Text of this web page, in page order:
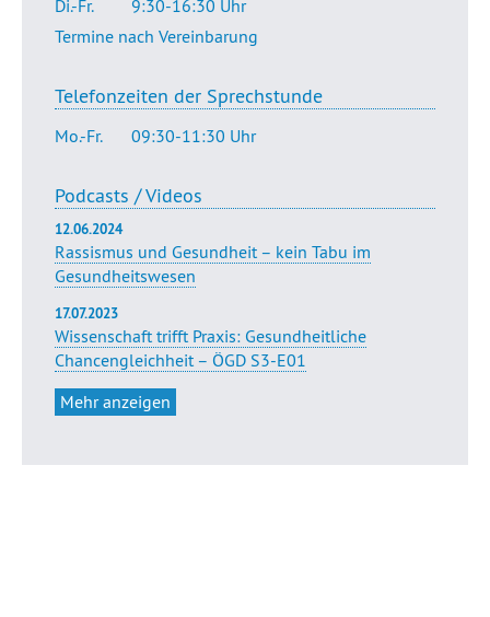
Di.-Fr.
9:30-16:30 Uhr
Termine nach Vereinbarung
Telefonzeiten der Sprechstunde
Mo.-Fr. 09:30-11:30 Uhr
Podcasts / Videos
12.06.2024
Rassismus und Gesundheit – kein Tabu im
Gesundheitswesen
17.07.2023
Wissenschaft trifft Praxis: Gesundheitliche
Chancengleichheit – ÖGD S3-E01
Mehr anzeigen